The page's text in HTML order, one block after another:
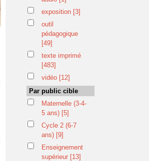
exposition [3]
outil
pédagogique
[49]
texte imprimé
[483]
vidéo [12]
Par public cible
Maternelle (3-4-
5 ans) [5]
Cycle 2 (6-7
ans) [9]
Enseignement
supérieur [13]